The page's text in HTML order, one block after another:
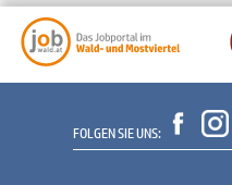
FOLGEN SIE UNS: